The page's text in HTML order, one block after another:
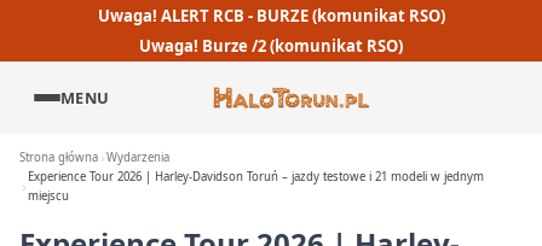
Uwaga! ALERT RCB - BURZE (komunikat RSO)
Uwaga! Burze /2 (komunikat RSO)
MENU
Strona główna Wydarzenia
Experience Tour 2026 | Harley-Davidson Toruń – jazdy testowe i 21 modeli w jednym
miejscu